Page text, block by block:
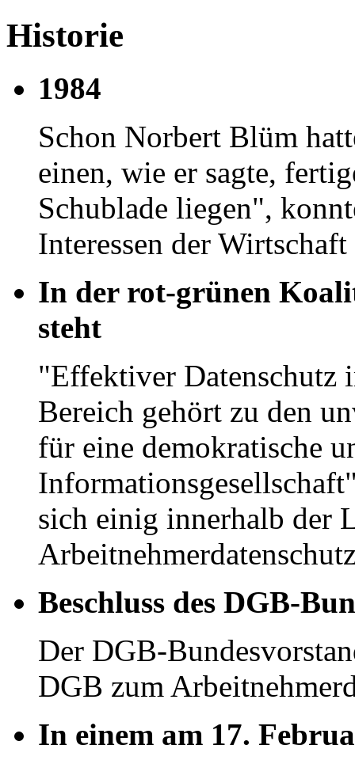
Historie
1984
Schon Norbert Blüm
einen, wie er sagte,
Schublade liegen",
Interessen der
In der rot-grünen
steht
"Effektiver Datenschutz
Bereich gehört zu den
für eine demokratische
sich einig innerhalb der
Beschluss des DGB-
Der DGB-
DGB zum
In einem am 17.